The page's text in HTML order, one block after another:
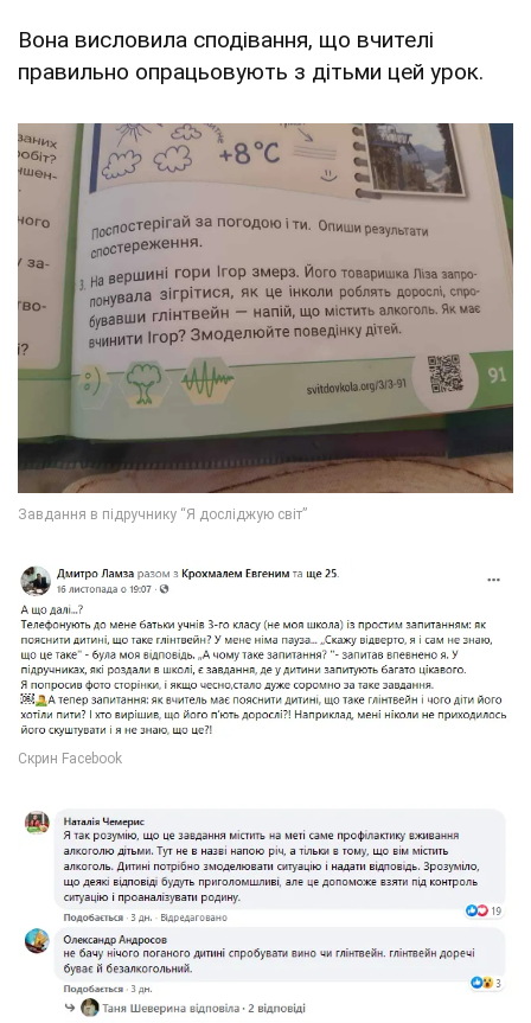
Вона висловила сподівання, що вчителі
правильно опрацьовують з дітьми цей урок.